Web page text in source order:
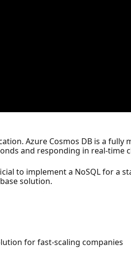
Azure Cosmos DB is a fully
and responding in real-time
to implement a NoSQL for a
solution.
for fast-scaling companies